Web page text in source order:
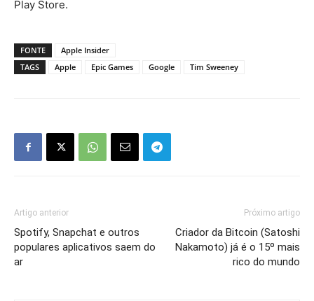
Play Store.
FONTE
Apple Insider
TAGS
Apple Epic Games Google Tim Sweeney
Artigo anterior
Spotify, Snapchat e outros
populares aplicativos saem do
ar
Próximo artigo
Criador da Bitcoin (Satoshi
Nakamoto) já é o 15º mais
rico do mundo